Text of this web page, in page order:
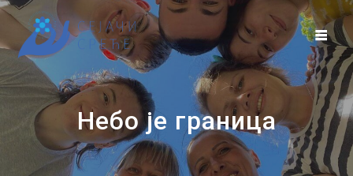
Skip
content
Небо је граница